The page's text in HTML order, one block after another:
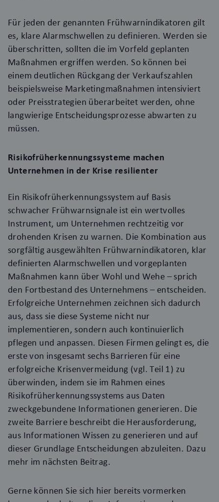
Für jeden der genannten Frühwarnindikatoren gilt
es, klare Alarmschwellen zu definieren. Werden sie
überschritten, sollten die im Vorfeld geplanten
Maßnahmen ergriffen werden. So können bei
einem deutlichen Rückgang der Verkaufszahlen
beispielsweise Marketingmaßnahmen intensiviert
oder Preisstrategien überarbeitet werden, ohne
langwierige Entscheidungsprozesse abwarten zu
müssen.
Risikofrüherkennungssysteme machen
Unternehmen in der Krise resilienter
Ein Risikofrüherkennungssystem auf Basis
schwacher Frühwarnsignale ist ein wertvolles
Instrument, um Unternehmen rechtzeitig vor
drohenden Krisen zu warnen. Die Kombination aus
sorgfältig ausgewählten Frühwarnindikatoren, klar
definierten Alarmschwellen und vorgeplanten
Maßnahmen kann über Wohl und Wehe – sprich
den Fortbestand des Unternehmens – entscheiden.
Erfolgreiche Unternehmen zeichnen sich dadurch
aus, dass sie diese Systeme nicht nur
implementieren, sondern auch kontinuierlich
pflegen und anpassen. Diesen Firmen gelingt es, die
erste von insgesamt sechs Barrieren für eine
erfolgreiche Krisenvermeidung (vgl. Teil 1) zu
überwinden, indem sie im Rahmen eines
Risikofrüherkennungssystems aus Daten
zweckgebundene Informationen generieren. Die
zweite Barriere beschreibt die Herausforderung,
aus Informationen Wissen zu generieren und auf
dieser Grundlage Entscheidungen abzuleiten. Dazu
mehr im nächsten Beitrag.
Gerne können Sie sich hier bereits vormerken